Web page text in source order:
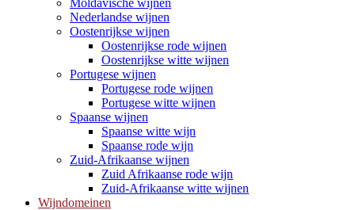
Nederlandse wijnen
Oostenrijkse wijnen
Oostenrijkse rode wijnen
Oostenrijkse witte wijnen
Portugese wijnen
Portugese rode wijnen
Portugese witte wijnen
Spaanse wijnen
Spaanse witte wijn
Spaanse rode wijn
Zuid-Afrikaanse wijnen
Zuid Afrikaanse rode wijn
Zuid-Afrikaanse witte wijnen
Wijndomeinen